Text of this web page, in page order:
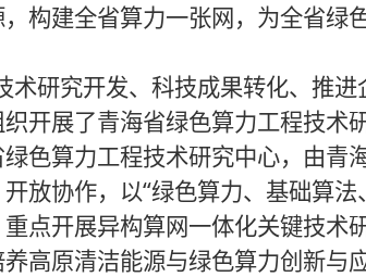
构建全省算力一张网，为全省绿
研究开发、科技成果转化、推
开展了青海省绿色算力工程技术
色算力工程技术研究中心，由青
放协作，以“绿色算力、基础算
点开展异构算网一体化关键技术
高原清洁能源与绿色算力创新与